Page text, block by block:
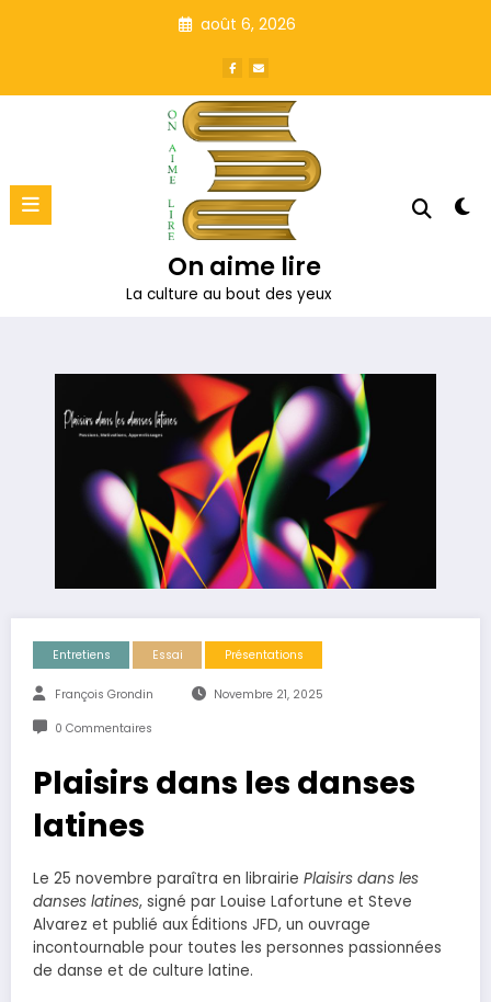
août 6, 2026
On aime lire
La culture au bout des yeux
Entretiens Essai Présentations
François Grondin Novembre 21, 2025
0 Commentaires
Plaisirs dans les danses
latines
Le 25 novembre paraîtra en librairie Plaisirs dans les
danses latines, signé par Louise Lafortune et Steve
Alvarez et publié aux Éditions JFD, un ouvrage
incontournable pour toutes les personnes passionnées
de danse et de culture latine.